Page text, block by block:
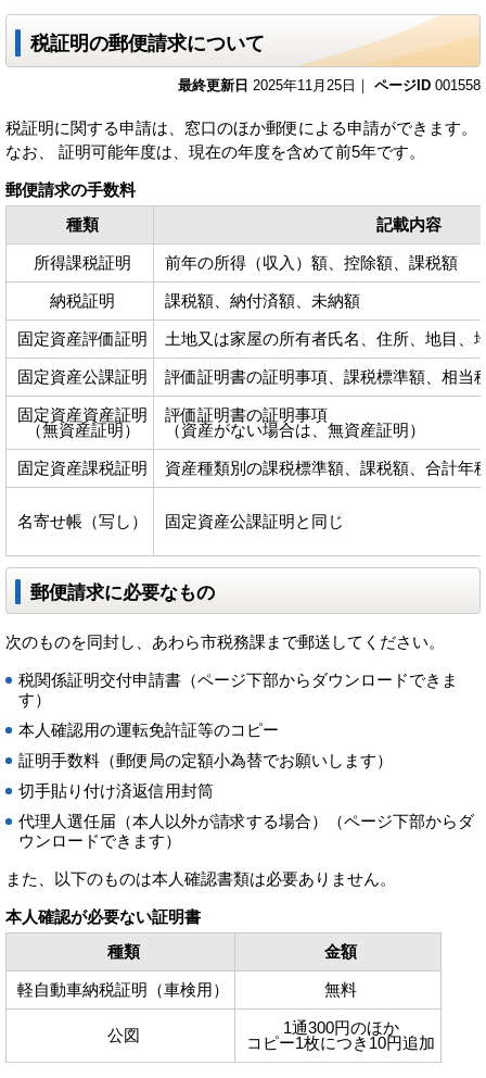
税証明の郵便請求について
最終更新日 2025年11月25日｜ ページID 001558
税証明に関する申請は、窓口のほか郵便による申請ができます。
なお、 証明可能年度は、現在の年度を含めて前5年です。
郵便請求の手数料
種類
記載内容
所得課税証明 前年の所得（収入）額、控除額、課税額
納税証明 課税額、納付済額、未納額
固定資産評価証明 土地又は家屋の所有者氏名、住所、地目、
固定資産公課証明 評価証明書の証明事項、課税標準額、相当
固定資産資産証明
（無資産証明）
評価証明書の証明事項
（資産がない場合は、無資産証明）
固定資産課税証明 資産種類別の課税標準額、課税額、合計年
名寄せ帳（写し） 固定資産公課証明と同じ
郵便請求に必要なもの
次のものを同封し、あわら市税務課まで郵送してください。
税関係証明交付申請書（ページ下部からダウンロードできま
す）
本人確認用の運転免許証等のコピー
証明手数料（郵便局の定額小為替でお願いします）
切手貼り付け済返信用封筒
代理人選任届（本人以外が請求する場合）（ページ下部からダ
ウンロードできます）
また、以下のものは本人確認書類は必要ありません。
本人確認が必要ない証明書
種類
金額
軽自動車納税証明（車検用） 無料
公図
1通300円のほか
コピー1枚につき10円追加